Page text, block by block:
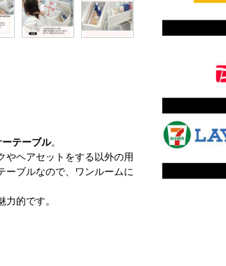
テーブル。
やヘアセットをする以外の用
ーブルなので、ワンルームに
的です。